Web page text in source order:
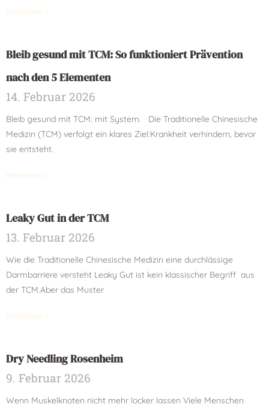
Weiterlesen »
Bleib gesund mit TCM: So funktioniert Prävention
nach den 5 Elementen
14. Februar 2026
Bleib gesund mit TCM: mit System. Die Traditionelle Chinesische
Medizin (TCM) verfolgt ein klares Ziel:Krankheit verhindern, bevor
sie entsteht.
Weiterlesen »
Leaky Gut in der TCM
13. Februar 2026
Wie die Traditionelle Chinesische Medizin eine durchlässige
Darmbarriere versteht Leaky Gut ist kein klassischer Begriff aus
der TCM.Aber das Muster
Weiterlesen »
Dry Needling Rosenheim
9. Februar 2026
Wenn Muskelknoten nicht mehr locker lassen Viele Menschen